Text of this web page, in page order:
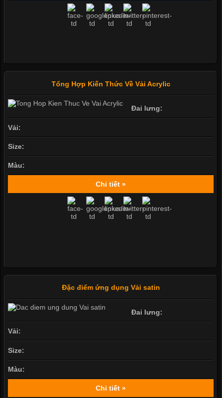
Tổng Hợp Kiến Thức Về Vải Acrylic
Đai lưng:
Vải:
Size:
Màu:
Chi tiết »
Đặc điểm ứng dụng Vải satin
Đai lưng:
Vải:
Size:
Màu:
Chi tiết »